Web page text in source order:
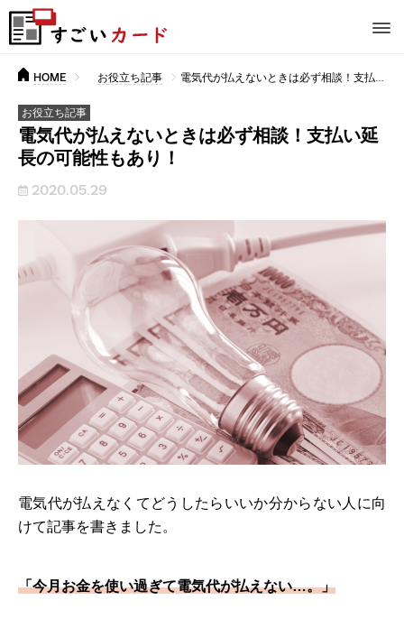
HOME お役立ち記事 電気代が払えないときは必ず相談！支払い延長の可能性もあり！
お役立ち記事
電気代が払えないときは必ず相談！支払い延
長の可能性もあり！
2020.05.29
電気代が払えなくてどうしたらいいか分からない人に向
けて記事を書きました。
「今月お金を使い過ぎて電気代が払えない…。」